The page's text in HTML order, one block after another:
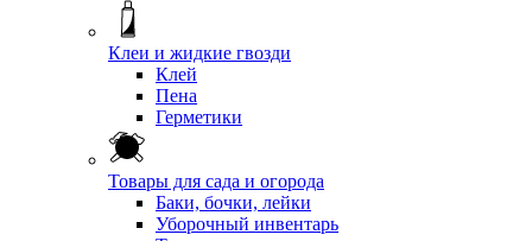
Клеи и жидкие гвозди
Клей
Пена
Герметики
Товары для сада и огорода
Баки, бочки, лейки
Уборочный инвентарь